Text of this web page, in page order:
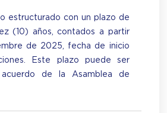
estructurado con un plazo de
(10) años, contados a partir
de 2025, fecha de inicio
Este plazo puede ser
de la Asamblea de